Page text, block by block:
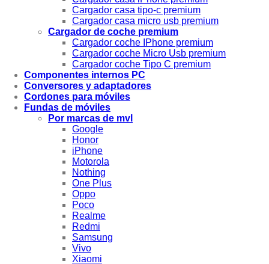
Cargador casa tipo-c premium
Cargador casa micro usb premium
Cargador de coche premium
Cargador coche IPhone premium
Cargador coche Micro Usb premium
Cargador coche Tipo C premium
Componentes internos PC
Conversores y adaptadores
Cordones para móviles
Fundas de móviles
Por marcas de mvl
Google
Honor
iPhone
Motorola
Nothing
One Plus
Oppo
Poco
Realme
Redmi
Samsung
Vivo
Xiaomi